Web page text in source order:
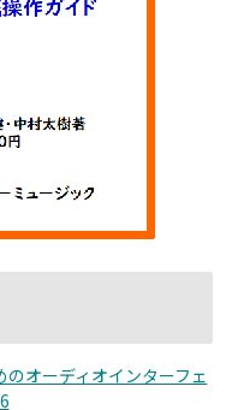
オーディオインターフェ